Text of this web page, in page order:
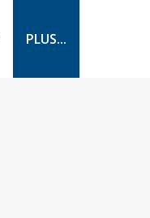
PLUS...